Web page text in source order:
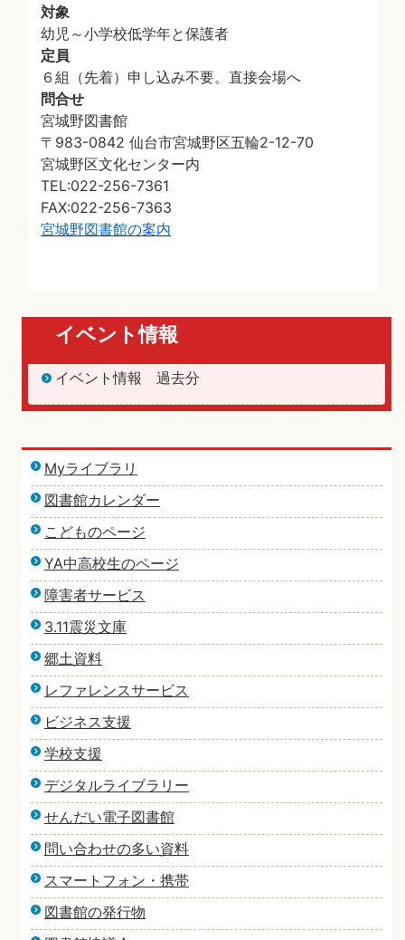
対象
幼児～小学校低学年と保護者
定員
６組（先着）申し込み不要。直接会場へ
問合せ
宮城野図書館
〒983-0842 仙台市宮城野区五輪2-12-70
宮城野区文化センター内
TEL:022-256-7361
FAX:022-256-7363
宮城野図書館の案内
イベント情報
イベント情報 過去分
Myライブラリ
図書館カレンダー
こどものページ
YA中高校生のページ
障害者サービス
3.11震災文庫
郷土資料
レファレンスサービス
ビジネス支援
学校支援
デジタルライブラリー
せんだい電子図書館
問い合わせの多い資料
スマートフォン・携帯
図書館の発行物